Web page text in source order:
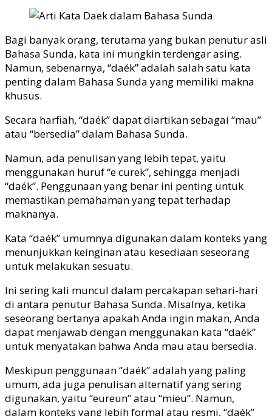
Bagi banyak orang, terutama yang bukan penutur asli
Bahasa Sunda, kata ini mungkin terdengar asing.
Namun, sebenarnya, “daék” adalah salah satu kata
penting dalam Bahasa Sunda yang memiliki makna
khusus.
Secara harfiah, “daék” dapat diartikan sebagai “mau”
atau “bersedia” dalam Bahasa Sunda.
Namun, ada penulisan yang lebih tepat, yaitu
menggunakan huruf “e curek”, sehingga menjadi
“daék”. Penggunaan yang benar ini penting untuk
memastikan pemahaman yang tepat terhadap
maknanya.
Kata “daék” umumnya digunakan dalam konteks yang
menunjukkan keinginan atau kesediaan seseorang
untuk melakukan sesuatu.
Ini sering kali muncul dalam percakapan sehari-hari
di antara penutur Bahasa Sunda. Misalnya, ketika
seseorang bertanya apakah Anda ingin makan, Anda
dapat menjawab dengan menggunakan kata “daék”
untuk menyatakan bahwa Anda mau atau bersedia.
Meskipun penggunaan “daék” adalah yang paling
umum, ada juga penulisan alternatif yang sering
digunakan, yaitu “eureun” atau “mieu”. Namun,
dalam konteks yang lebih formal atau resmi, “daék”